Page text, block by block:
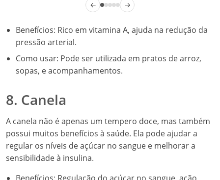
← →
Benefícios: Rico em vitamina A, ajuda na redução da
pressão arterial.
Como usar: Pode ser utilizada em pratos de arroz,
sopas, e acompanhamentos.
8. Canela
A canela não é apenas um tempero doce, mas também
possui muitos benefícios à saúde. Ela pode ajudar a
regular os níveis de açúcar no sangue e melhorar a
sensibilidade à insulina.